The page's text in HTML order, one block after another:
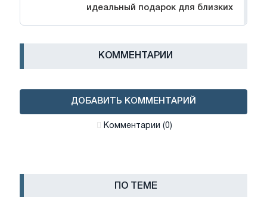
идеальный подарок для близких
КОММЕНТАРИИ
ДОБАВИТЬ КОММЕНТАРИЙ
Комментарии (0)
ПО ТЕМЕ